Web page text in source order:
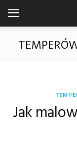
Jak